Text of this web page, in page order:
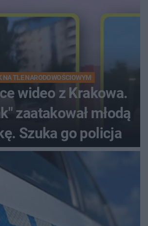
NA TLE NARODOWOŚCIOWYM
wideo z Krakowa.
zaatakował młodą
Szuka go policja